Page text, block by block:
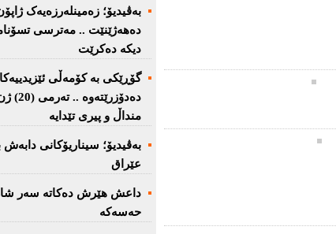
بەڤیدیۆ؛ زەمینلەرزەیەک
دەهەژێنێت .. مەترسی
دیکە دەکرێت
گۆڕێکی بە کۆمەڵی
منداڵ و پیری تێدایە
بەڤیدیۆ؛ سیناریۆکانی دابەش
عێراق
داعش هێرش دەکاتە سەر
حەسەکە